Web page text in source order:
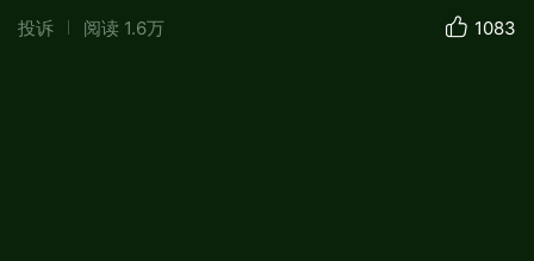
投诉 阅读 1.6万 1083